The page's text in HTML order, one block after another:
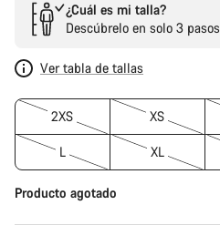
¿Cuál es mi talla?
Descúbrelo en solo 3 pasos
Ver tabla de tallas
2XS XS
L XL
Producto agotado